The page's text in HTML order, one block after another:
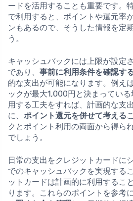
ードを活用することも重要です。
で利用すると、ポイントや還元率
ンもあるので、そうした情報を定
う。
キャッシュバックには上限が設定
であり、 事前に利用条件を確認す
的な支出が可能になります。例え
ックが最大1,000円と決まってい
用する工夫をすれば、計画的な支
に、 ポイント還元を併せて考える
クとポイント利用の両面から得ら
でしょう。
日常の支出をクレジットカードに
でのキャッシュバックを実現する
ットカードは計画的に利用するこ
ります。これらのポイントを参考